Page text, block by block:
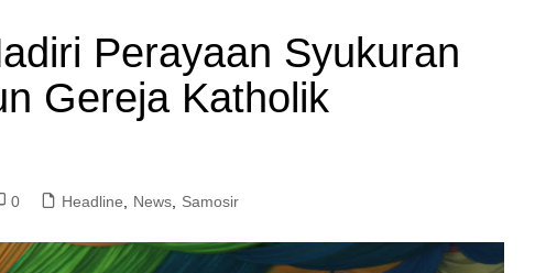
Perayaan Syukuran
Gereja Katholik
0 Headline News Samosir